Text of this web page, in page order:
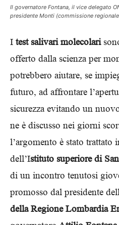
Il governatore Fontana, il vice delegato
presidente Monti (commissione
I test salivari molecolari
offerto dalla scienza per
potrebbero aiutare, se
futuro, ad affrontare
sicurezza evitando un
ne è discusso nei giorni
l’argomento è stato trattato
dell’Istituto superiore di
di un incontro tenutosi
promosso dal presidente
della Regione Lombardia